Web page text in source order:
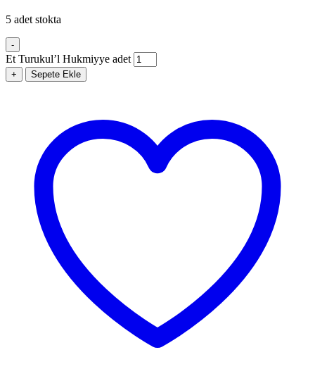
5 adet stokta
-
Et Turukul’l Hukmiyye adet
+ Sepete Ekle